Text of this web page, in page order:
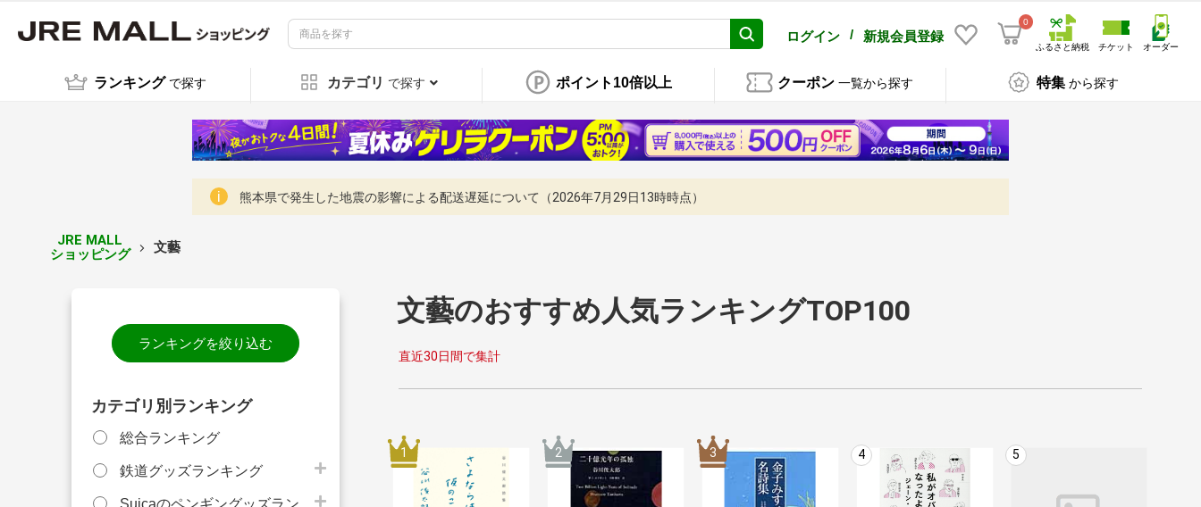
ログイン / 新規会員登録
0
ふるさと納税 チケット オーダー
ランキング で探す カテゴリ で探す ポイント10倍以上 クーポン 一覧から探す 特集 から探す
熊本県で発生した地震の影響による配送遅延について（2026年7月29日13時時点）
JRE MALL
ショッピング
文藝
ランキングを絞り込む
カテゴリ別ランキング
総合ランキング
鉄道グッズランキング
Suicaのペンギングッズラン
文藝のおすすめ人気ランキングTOP100
直近30日間で集計
1 2 3 4 5